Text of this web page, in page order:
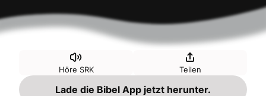
Höre SRK Teilen
Lade die Bibel App jetzt herunter.